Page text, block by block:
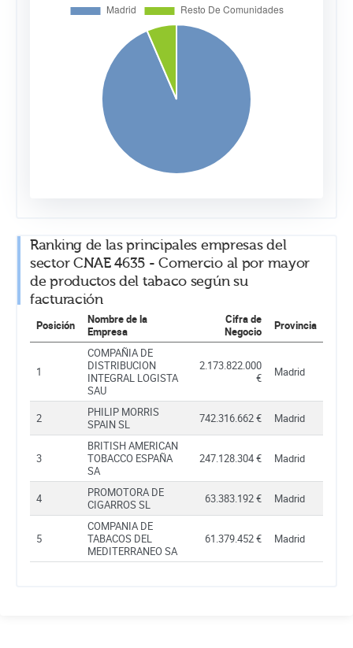
Ranking de las principales empresas del
sector CNAE 4635 - Comercio al por mayor
de productos del tabaco según su
facturación
Posición
Nombre de la
Empresa
Cifra de
Negocio
Provincia
1
COMPAÑIA DE
DISTRIBUCION
INTEGRAL LOGISTA
SAU
2.173.822.000
€
Madrid
2
PHILIP MORRIS
SPAIN SL
742.316.662 € Madrid
3
BRITISH AMERICAN
TOBACCO ESPAÑA
SA
247.128.304 € Madrid
4
PROMOTORA DE
CIGARROS SL
63.383.192 € Madrid
5
COMPANIA DE
TABACOS DEL
MEDITERRANEO SA
61.379.452 € Madrid